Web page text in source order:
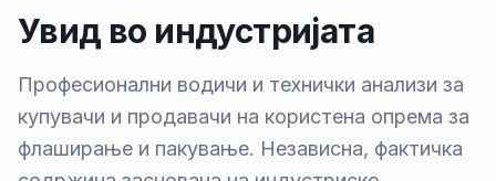
Увид во индустријата
Професионални водичи и технички анализи за
купувачи и продавачи на користена опрема за
флаширање и пакување. Независна, фактичка